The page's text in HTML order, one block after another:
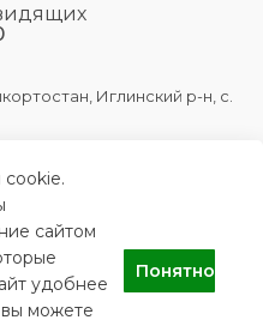
Иглинский р-н, с.
cookie.
сайтом
удобнее
можете
Понятно